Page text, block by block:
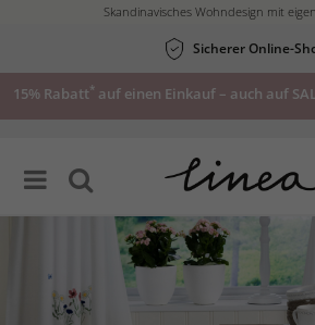
Skandinavisches Wohndesign mit
Sicherer Online-
15% Rabatt* auf einen Einkauf – auch auf